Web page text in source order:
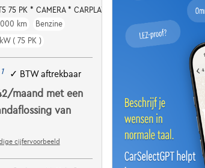
75 PK * CAMERA * CARPLAY * DIGITAL
km
Benzine
( 75 PK )
1 ✓ BTW aftrekbaar
/maand met een
van
cijfervoorbeeld